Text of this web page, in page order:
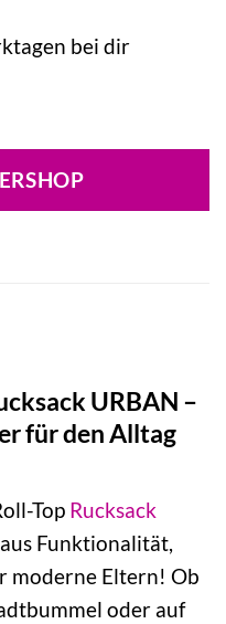
€.
bei dir
URBAN –
für den Alltag
Top Rucksack
Funktionalität,
moderne Eltern! Ob
oder auf